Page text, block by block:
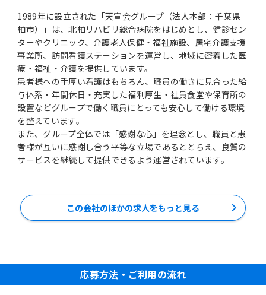
1989年に設立された「天宣会グループ（法人本部：千葉県
柏市）」は、北柏リハビリ総合病院をはじめとし、健診セン
ターやクリニック、介護老人保健・福祉施設、居宅介護支援
事業所、訪問看護ステーションを運営し、地域に密着した医
療・福祉・介護を提供しています。
患者様への手厚い看護はもちろん、職員の働きに見合った給
与体系・年間休日・充実した福利厚生・社員食堂や保育所の
設置などグループで働く職員にとっても安心して働ける環境
を整えています。
また、グループ全体では「感謝な心」を理念とし、職員と患
者様が互いに感謝し合う平等な立場であるととらえ、良質の
サービスを継続して提供できるよう運営されています。
この会社のほかの求人をもっと見る
応募方法・ご利用の流れ